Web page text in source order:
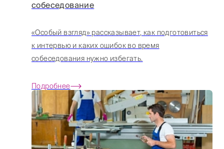
собеседование
«Особый взгляд» рассказывает, как подготовиться
к интервью и каких ошибок во время
собеседования нужно избегать.
Подробнее